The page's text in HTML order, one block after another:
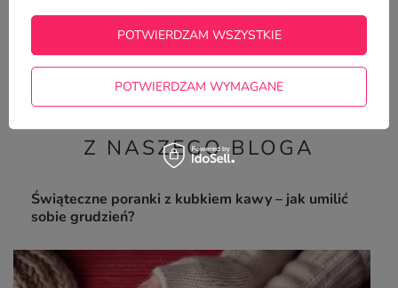
Mikołaj z prezentami
35,00 zł / szt.
Z NASZEGO BLOGA
Świąteczne poranki z kubkiem kawy – jak umilić
sobie grudzień?
POTWIERDZAM WYMAGANE
POTWIERDZAM WSZYSTKIE